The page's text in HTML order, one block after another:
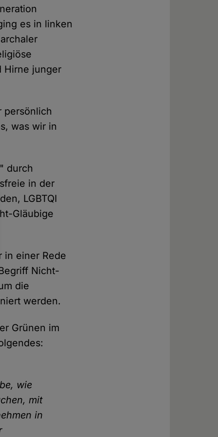
es in linken
Hirne junger
persönlich
was wir in
durch
in der
LGBTQI
Gläubige
in einer Rede
Nicht-
die
werden.
Grünen im
wie
mit
in